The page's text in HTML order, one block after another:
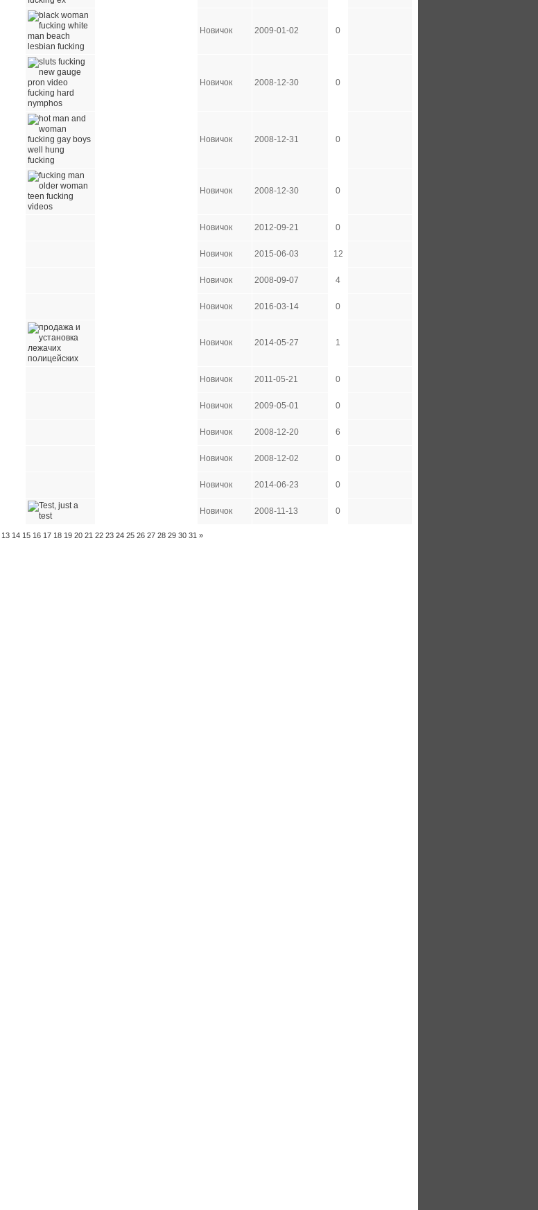
Новичок 2009-01-02 0
Новичок 2008-12-30 0
Новичок 2008-12-31 0
Новичок 2008-12-30 0
Новичок 2012-09-21 0
Новичок 2015-06-03 12
Новичок 2008-09-07 4
Новичок 2016-03-14 0
Новичок 2014-05-27 1
Новичок 2011-05-21 0
Новичок 2009-05-01 0
Новичок 2008-12-20 6
Новичок 2008-12-02 0
Новичок 2014-06-23 0
Новичок 2008-11-13 0
13 14 15 16 17 18 19 20 21 22 23 24 25 26 27 28 29 30 31 »